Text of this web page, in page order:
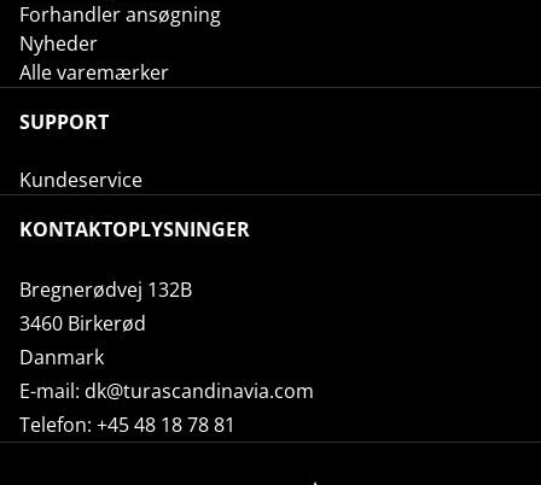
Forhandler ansøgning
Nyheder
Alle varemærker
SUPPORT
Kundeservice
KONTAKTOPLYSNINGER
Bregnerødvej 132B
3460 Birkerød
Danmark
E-mail: dk@turascandinavia.com
Telefon: +45 48 18 78 81